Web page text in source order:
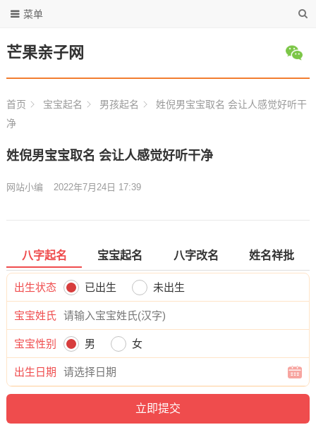
芒果亲子网
菜单
首页 宝宝起名 男孩起名
姓倪男宝宝取名 会让人感觉好听干
净
姓倪男宝宝取名 会让人感觉好听干净
网站小编 2022年7月24日 17:39
八字起名 宝宝起名 八字改名 姓名祥批
出生状态 已出生 未出生
宝宝姓氏
宝宝性别 男 女
出生日期